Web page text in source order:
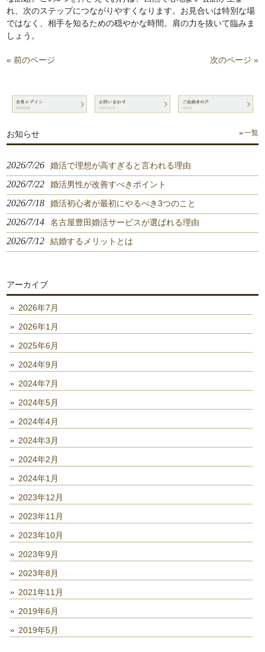
れ、次のステップにつながりやすくなります。お見合いは特別な場
ではなく、相手を知るための穏やかな時間。肩の力を抜いて臨みま
しょう。
« 前のページ 次のページ »
お知らせ 一覧
2026/7/26 婚活で理想が高すぎると言われる理由
2026/7/22 婚活男性が改善すべきポイント
2026/7/18 婚活初心者が最初にやるべき3つのこと
2026/7/14 名古屋豊田婚活サービスが選ばれる理由
2026/7/12 結婚するメリットとは
アーカイブ
2026年7月
2026年1月
2025年6月
2024年9月
2024年7月
2024年5月
2024年4月
2024年3月
2024年2月
2024年1月
2023年12月
2023年11月
2023年10月
2023年9月
2023年8月
2021年11月
2019年6月
2019年5月